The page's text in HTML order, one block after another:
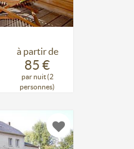
à partir de
85 €
par nuit (2
personnes)